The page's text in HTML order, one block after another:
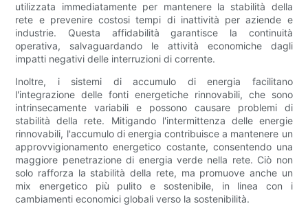
utilizzata immediatamente per mantenere la stabilità della
rete e prevenire costosi tempi di inattività per aziende e
industrie. Questa affidabilità garantisce la continuità
operativa, salvaguardando le attività economiche dagli
impatti negativi delle interruzioni di corrente.
Inoltre, i sistemi di accumulo di energia facilitano
l'integrazione delle fonti energetiche rinnovabili, che sono
intrinsecamente variabili e possono causare problemi di
stabilità della rete. Mitigando l'intermittenza delle energie
rinnovabili, l'accumulo di energia contribuisce a mantenere un
approvvigionamento energetico costante, consentendo una
maggiore penetrazione di energia verde nella rete. Ciò non
solo rafforza la stabilità della rete, ma promuove anche un
mix energetico più pulito e sostenibile, in linea con i
cambiamenti economici globali verso la sostenibilità.